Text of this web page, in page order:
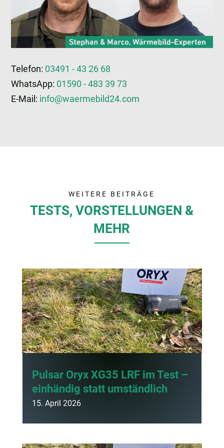
Telefon: 03491 - 43 26 68
WhatsApp: 01590 - 483 39 73
E-Mail: info@waermebild24.com
WEITERE BEITRÄGE
TESTS, VORSTELLUNGEN &
MEHR
Pulsar Oryx XG35 LRF im Test –
einhändig statt umständlich
15. April 2026